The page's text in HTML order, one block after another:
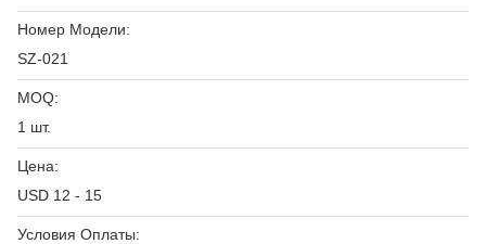
Номер Модели:
SZ-021
MOQ:
1 шт.
Цена:
USD 12 - 15
Условия Оплаты: